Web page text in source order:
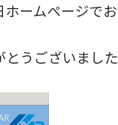
ームページで
うございまし